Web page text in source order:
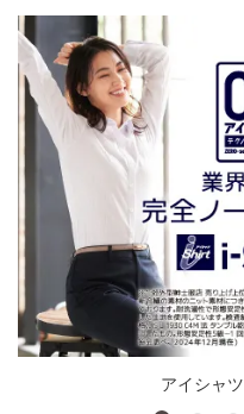
アイシャツ